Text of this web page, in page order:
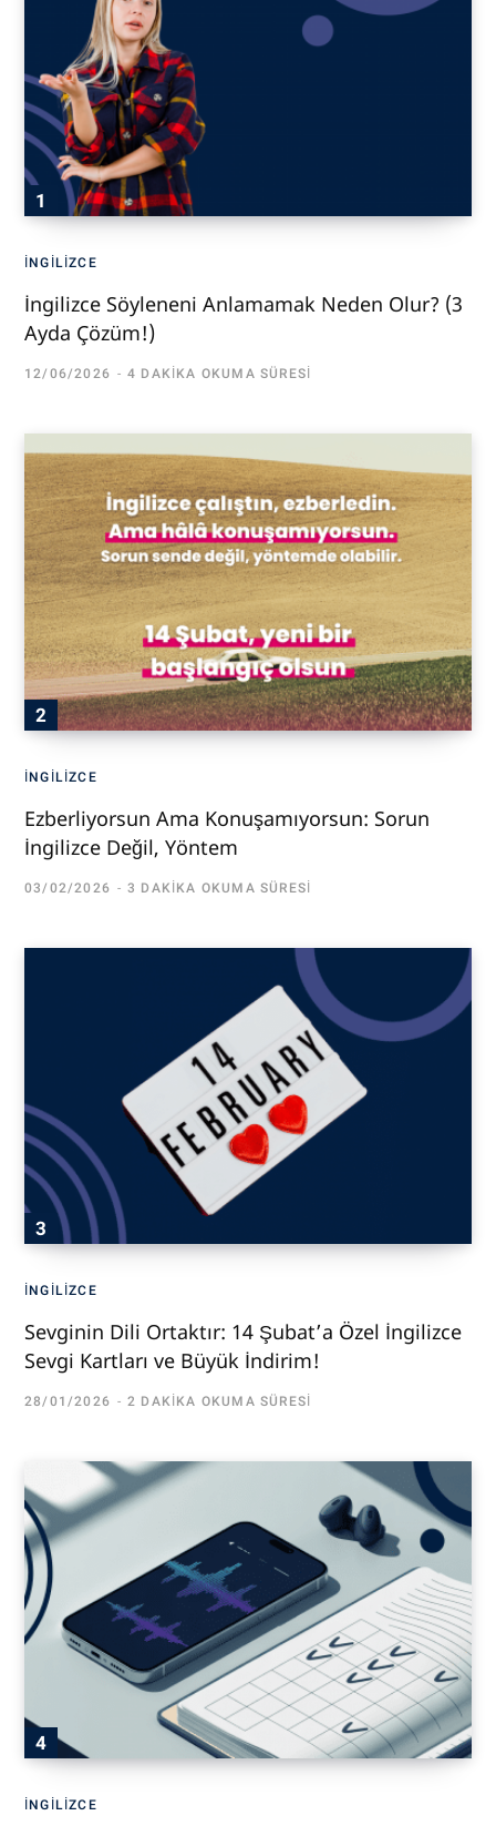
İNGILIZCE
İngilizce Söyleneni Anlamamak Neden Olur? (3
Ayda Çözüm!)
12/06/2026 4 DAKIKA OKUMA SÜRESI
İNGILIZCE
Ezberliyorsun Ama Konuşamıyorsun: Sorun
İngilizce Değil, Yöntem
03/02/2026 3 DAKIKA OKUMA SÜRESI
İNGILIZCE
Sevginin Dili Ortaktır: 14 Şubat’a Özel İngilizce
Sevgi Kartları ve Büyük İndirim!
28/01/2026 2 DAKIKA OKUMA SÜRESI
İNGILIZCE